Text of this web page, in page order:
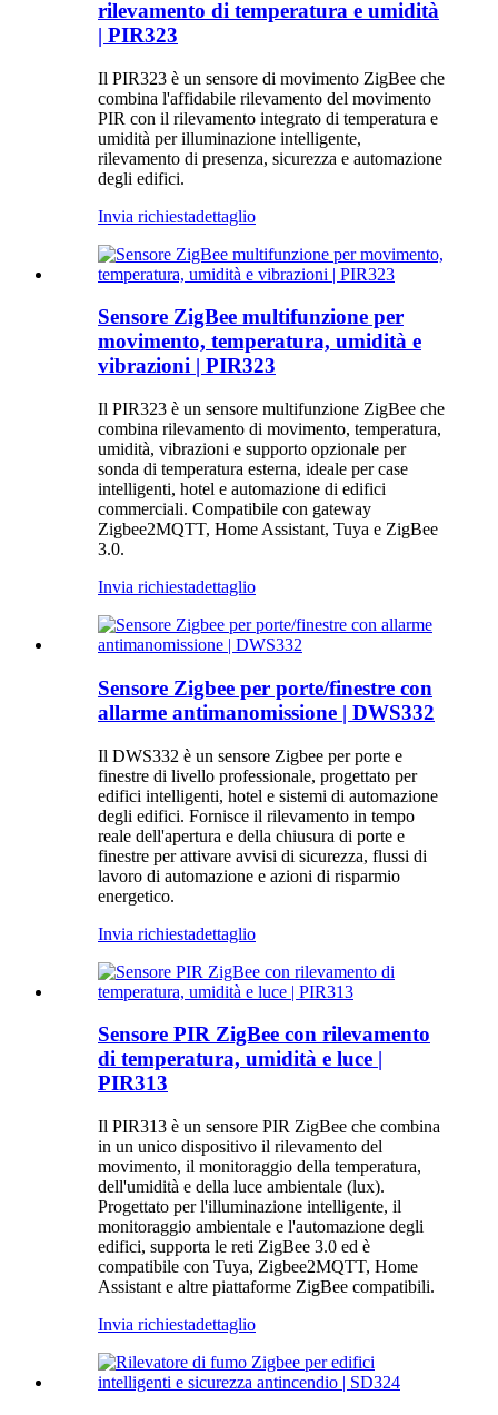
rilevamento di temperatura e umidità
| PIR323
Il PIR323 è un sensore di movimento ZigBee che
combina l'affidabile rilevamento del movimento
PIR con il rilevamento integrato di temperatura e
umidità per illuminazione intelligente,
rilevamento di presenza, sicurezza e automazione
degli edifici.
Invia richiestadettaglio
Sensore ZigBee multifunzione per
movimento, temperatura, umidità e
vibrazioni | PIR323
Il PIR323 è un sensore multifunzione ZigBee che
combina rilevamento di movimento, temperatura,
umidità, vibrazioni e supporto opzionale per
sonda di temperatura esterna, ideale per case
intelligenti, hotel e automazione di edifici
commerciali. Compatibile con gateway
Zigbee2MQTT, Home Assistant, Tuya e ZigBee
3.0.
Invia richiestadettaglio
Sensore Zigbee per porte/finestre con
allarme antimanomissione | DWS332
Il DWS332 è un sensore Zigbee per porte e
finestre di livello professionale, progettato per
edifici intelligenti, hotel e sistemi di automazione
degli edifici. Fornisce il rilevamento in tempo
reale dell'apertura e della chiusura di porte e
finestre per attivare avvisi di sicurezza, flussi di
lavoro di automazione e azioni di risparmio
energetico.
Invia richiestadettaglio
Sensore PIR ZigBee con rilevamento
di temperatura, umidità e luce |
PIR313
Il PIR313 è un sensore PIR ZigBee che combina
in un unico dispositivo il rilevamento del
movimento, il monitoraggio della temperatura,
dell'umidità e della luce ambientale (lux).
Progettato per l'illuminazione intelligente, il
monitoraggio ambientale e l'automazione degli
edifici, supporta le reti ZigBee 3.0 ed è
compatibile con Tuya, Zigbee2MQTT, Home
Assistant e altre piattaforme ZigBee compatibili.
Invia richiestadettaglio